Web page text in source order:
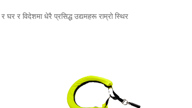
घर र विदेशमा धेरै प्रसिद्ध उद्यमहरू राम्रो स्थिर